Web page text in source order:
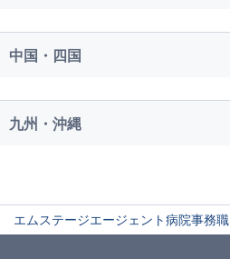
中国・四国
九州・沖縄
エムステージエージェント病院事務職